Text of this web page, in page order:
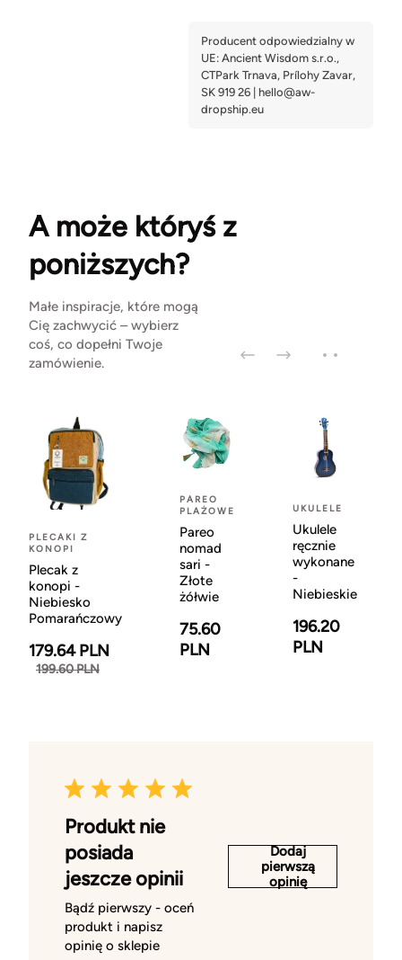
A może któryś z
poniższych?
Małe inspiracje, które mogą
Cię zachwycić – wybierz
coś, co dopełni Twoje
zamówienie.
PLECAKI Z
KONOPI
Plecak z
konopi -
Niebiesko
Pomarańczowy
179.64 PLN
199.60 PLN
PAREO
PLAŻOWE
Pareo
nomad
sari -
Złote
żółwie
75.60
PLN
UKULELE
Ukulele
ręcznie
wykonane
-
Niebieskie
196.20
PLN
Produkt nie
posiada
jeszcze opinii
Bądź pierwszy - oceń
produkt i napisz
opinię o sklepie
Dodaj
pierwszą
opinię